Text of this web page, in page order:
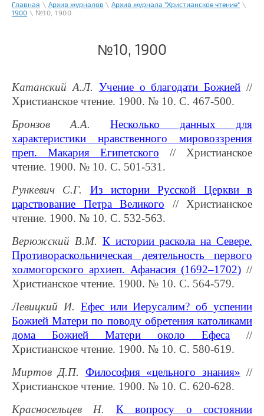
Главная \ Архив журналов \ Архив журнала "Христианское чтение" \
1900 \ №10, 1900
№10, 1900
Катанский А.Л. Учение о благодати Божией //
Христианское чтение. 1900. № 10. С. 467-500.
Бронзов А.А.
Несколько данных для
характеристики нравственного мировоззрения
преп. Макария Египетского // Христианское
чтение. 1900. № 10. С. 501-531.
Рункевич С.Г.
Из истории Русской Церкви в
царствование Петра Великого // Христианское
чтение. 1900. № 10. С. 532-563.
Верюжский В.М. К истории раскола на Севере.
Противораскольническая деятельность первого
холмогорского архиеп. Афанасия (1692–1702) //
Христианское чтение. 1900. № 10. С. 564-579.
Левицкий И. Ефес или Иерусалим? об успении
Божией Матери по поводу обретения католиками
дома Божией Матери около Ефеса //
Христианское чтение. 1900. № 10. С. 580-619.
Миртов Д.П.
Философия «цельного знания» //
Христианское чтение. 1900. № 10. С. 620-628.
Красносельцев Н.
К вопросу о состоянии